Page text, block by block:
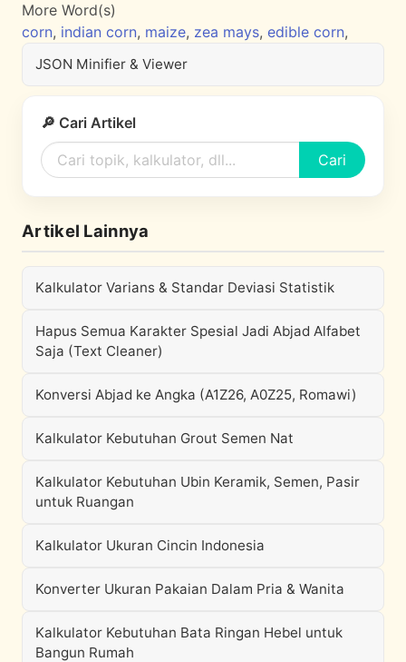
More Word(s)
corn, indian corn, maize, zea mays, edible corn,
JSON Minifier & Viewer
🔎 Cari Artikel
Cari
Artikel Lainnya
Kalkulator Varians & Standar Deviasi Statistik
Hapus Semua Karakter Spesial Jadi Abjad Alfabet
Saja (Text Cleaner)
Konversi Abjad ke Angka (A1Z26, A0Z25, Romawi)
Kalkulator Kebutuhan Grout Semen Nat
Kalkulator Kebutuhan Ubin Keramik, Semen, Pasir
untuk Ruangan
Kalkulator Ukuran Cincin Indonesia
Konverter Ukuran Pakaian Dalam Pria & Wanita
Kalkulator Kebutuhan Bata Ringan Hebel untuk
Bangun Rumah